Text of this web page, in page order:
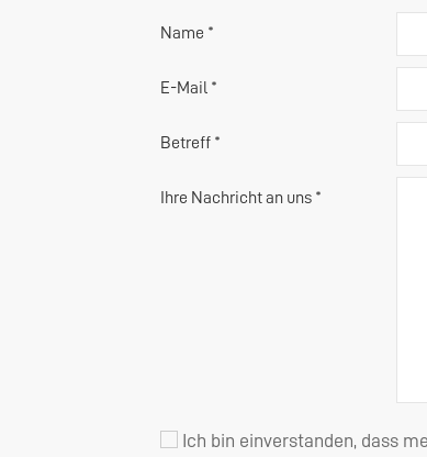
Name *
E-Mail *
Betreff *
Ihre Nachricht an uns *
Ich bin einverstanden, dass